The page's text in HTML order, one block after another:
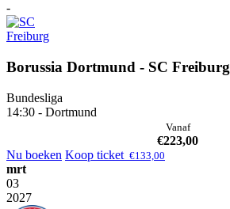
-
Borussia Dortmund - SC Freiburg
Bundesliga
14:30 - Dortmund
Vanaf
€223,00
Nu boeken Koop ticket €133,00
mrt
03
2027